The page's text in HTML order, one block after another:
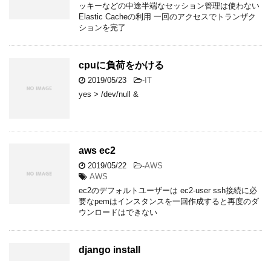
ッキーなどの中途半端なセッション管理は使わない
Elastic Cacheの利用 一回のアクセスでトランザク
ションを完了
cpuに負荷をかける
2019/05/23 -IT
yes > /dev/null &
aws ec2
2019/05/22 -AWS
AWS
ec2のデフォルトユーザーは ec2-user ssh接続に必
要なpemはインスタンスを一回作成すると再度のダ
ウンロードはできない
django install